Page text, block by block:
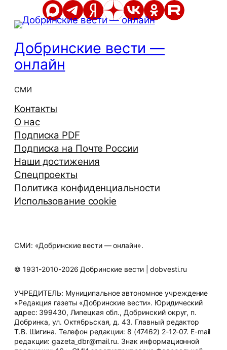
Добринские вести —
онлайн
СМИ
Контакты
О нас
Подписка PDF
Подписка на Почте России
Наши достижения
Спецпроекты
Политика конфиденциальности
Использование cookie
СМИ: «Добринские вести — онлайн».
© 1931-2010-2026 Добринские вести | dobvesti.ru
УЧРЕДИТЕЛЬ: Муниципальное автономное учреждение
«Редакция газеты «Добринские вести». Юридический
адрес: 399430, Липецкая обл., Добринский округ, п.
Добринка, ул. Октябрьская, д. 43. Главный редактор
Т.В. Шигина. Телефон редакции: 8 (47462) 2-12-07. E-mail
редакции: gazeta_dbr@mail.ru. Знак информационной